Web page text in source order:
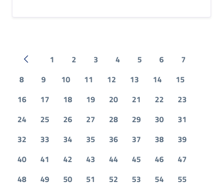
Pagina precedente
1 2 3 4 5 6
7
8
9 10 11 12 13 14
15
16
17 18 19 20 21 22
23
24
25 26 27 28 29 30
31
32
33 34 35 36 37 38
39
40
41 42 43 44 45 46
47
48
49 50 51 52 53 54
55